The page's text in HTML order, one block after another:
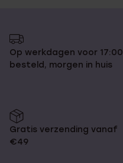
Op werkdagen voor 17:00
besteld, morgen in huis
Gratis verzending vanaf
€49